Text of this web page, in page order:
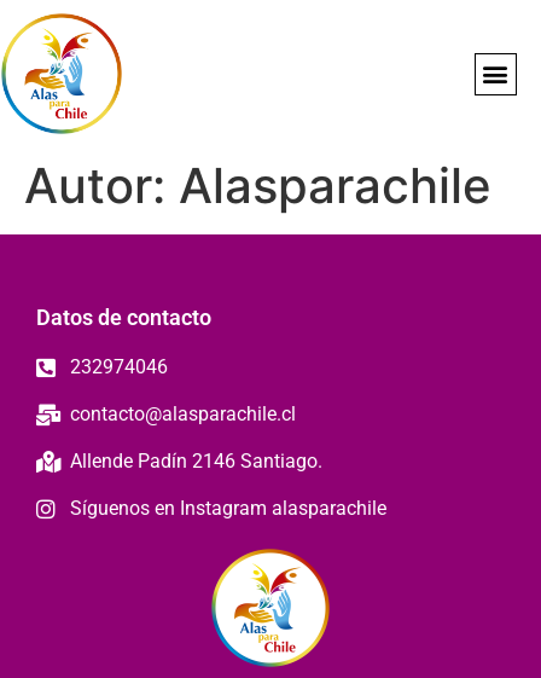
Autor: Alasparachile
Datos de contacto
232974046
contacto@alasparachile.cl
Allende Padín 2146 Santiago.
Síguenos en Instagram alasparachile